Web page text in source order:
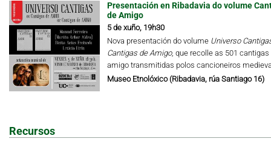
Presentación en Ribadavia do volume
de Amigo
5 de xuño, 19h30
Nova presentación do volume Universo
Cantigas de Amigo, que recolle as 501 cantigas
amigo transmitidas polos cancioneiros
Museo Etnolóxico (Ribadavia, rúa Santiago 16)
Recursos